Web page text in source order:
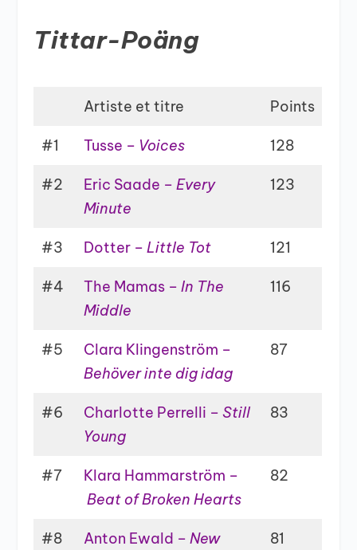
Tittar-Poäng
Artiste et titre Points
#1 Tusse – Voices 128
#2 Eric Saade –Every
Minute
123
#3 Dotter –Little Tot 121
#4 The Mamas –In The
Middle
116
#5
Clara Klingenström –
Behöver inte dig idag
87
#6 Charlotte Perrelli –Still
Young
83
#7
Klara Hammarström –
Beat of Broken Hearts
82
#8 Anton Ewald –New
81